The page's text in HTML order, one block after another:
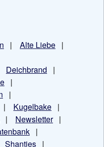
| Alte Liebe |
Deichbrand |
|
|
| Kugelbake |
| Newsletter|
|
Shanties |